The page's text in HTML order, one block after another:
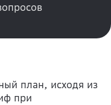
план, исходя из
при